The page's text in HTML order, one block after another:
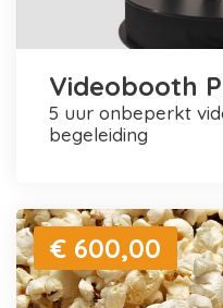
Videobooth
5 uur onbeperkt video's maken + personele
begeleiding
€ 600,00